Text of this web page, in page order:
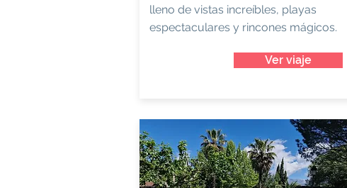
lleno de vistas increíbles, playas
espectaculares y rincones mágicos.
Ver viaje